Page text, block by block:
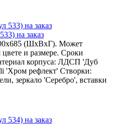
на заказ
(ШхВхГ). Может
и размере. Сроки
корпуса: ЛДСП 'Дуб
'Хром рефлект' Створки:
зеркало 'Серебро', вставки